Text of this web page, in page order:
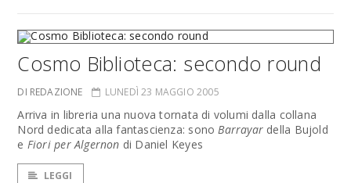
Cosmo Biblioteca: secondo round
DI REDAZIONE LUNEDÌ 23 MAGGIO 2005
Arriva in libreria una nuova tornata di volumi dalla collana
Nord dedicata alla fantascienza: sonoBarrayar della Bujold
e Fiori per Algernon di Daniel Keyes
LEGGI